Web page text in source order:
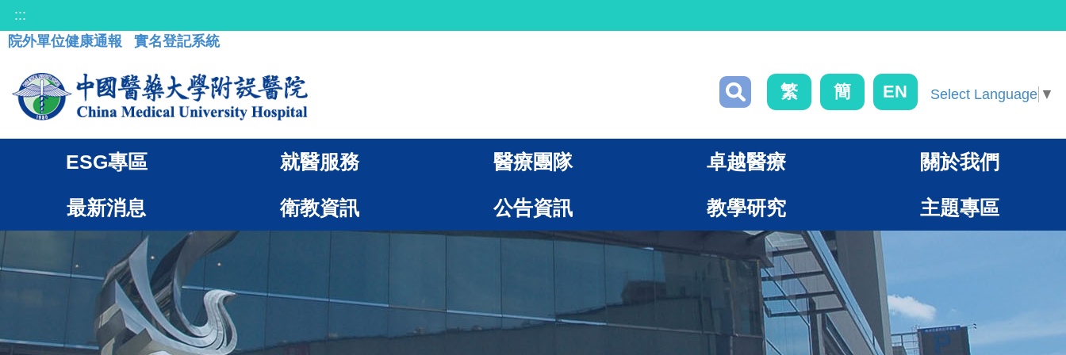
:::
院外單位健康通報
實名登記系統
繁 簡 EN Select Language ▼
ESG專區 就醫服務 醫療團隊 卓越醫療 關於我們
最新消息 衛教資訊 公告資訊 教學研究 主題專區